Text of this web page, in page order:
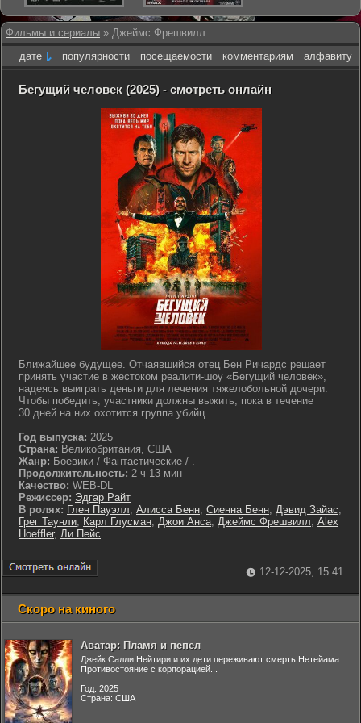
Фильмы и сериалы » Джеймс Фрешвилл
дате
популярности посещаемости комментариям алфавиту
Бегущий человек (2025) - смотреть онлайн
Ближайшее будущее. Отчаявшийся отец Бен Ричардс решает
принять участие в жестоком реалити-шоу «Бегущий человек»,
надеясь выиграть деньги для лечения тяжелобольной дочери.
Чтобы победить, участники должны выжить, пока в течение
30 дней на них охотится группа убийц....
Год выпуска: 2025
Страна: Великобритания, США
Жанр: Боевики / Фантастические / .
Продолжительность: 2 ч 13 мин
Качество: WEB-DL
Режиссер: Эдгар Райт
В ролях: Глен Пауэлл, Алисса Бенн, Сиенна Бенн, Дэвид Зайас,
Грег Таунли, Карл Глусман, Джои Анса, Джеймс Фрешвилл, Alex
Hoeffler, Ли Пейс
12-12-2025, 15:41
Скоро на киного
Аватар: Пламя и пепел
Джейк Салли Нейтири и их дети переживают смерть Нетейама
Противостояние с корпорацией...
Год: 2025
Страна: США